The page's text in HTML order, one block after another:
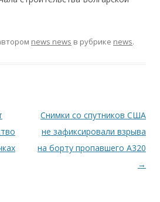
news news в рубрике news.
Снимки со спутников США
не зафиксировали взрыва
на борту пропавшего A320
→